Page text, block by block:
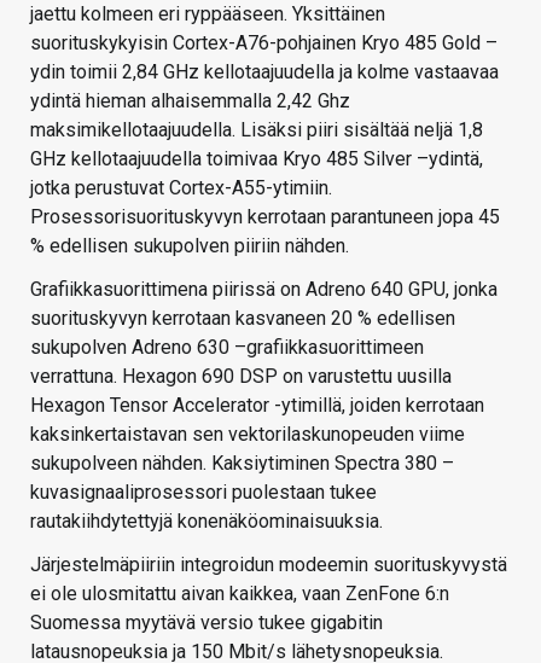
jaettu kolmeen eri ryppääseen. Yksittäinen
suorituskykyisin Cortex-A76-pohjainen Kryo 485 Gold –
ydin toimii 2,84 GHz kellotaajuudella ja kolme vastaavaa
ydintä hieman alhaisemmalla 2,42 Ghz
maksimikellotaajuudella. Lisäksi piiri sisältää neljä 1,8
GHz kellotaajuudella toimivaa Kryo 485 Silver –ydintä,
jotka perustuvat Cortex-A55-ytimiin.
Prosessorisuorituskyvyn kerrotaan parantuneen jopa 45
% edellisen sukupolven piiriin nähden.
Grafiikkasuorittimena piirissä on Adreno 640 GPU, jonka
suorituskyvyn kerrotaan kasvaneen 20 % edellisen
sukupolven Adreno 630 –grafiikkasuorittimeen
verrattuna. Hexagon 690 DSP on varustettu uusilla
Hexagon Tensor Accelerator -ytimillä, joiden kerrotaan
kaksinkertaistavan sen vektorilaskunopeuden viime
sukupolveen nähden. Kaksiytiminen Spectra 380 –
kuvasignaaliprosessori puolestaan tukee
rautakiihdytettyjä konenäköominaisuuksia.
Järjestelmäpiiriin integroidun modeemin suorituskyvystä
ei ole ulosmitattu aivan kaikkea, vaan ZenFone 6:n
Suomessa myytävä versio tukee gigabitin
latausnopeuksia ja 150 Mbit/s lähetysnopeuksia.